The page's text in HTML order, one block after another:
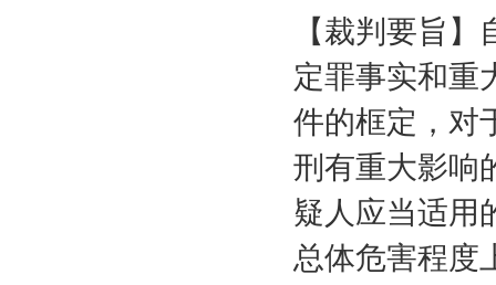
【裁判要旨
定罪事实和重
件的框定，对
刑有重大影响
疑人应当适用
总体危害程度